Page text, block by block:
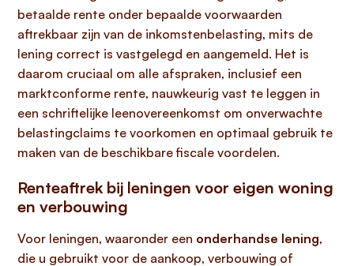
betaalde rente onder bepaalde voorwaarden
aftrekbaar zijn van de inkomstenbelasting, mits de
lening correct is vastgelegd en aangemeld. Het is
daarom cruciaal om alle afspraken, inclusief een
marktconforme rente, nauwkeurig vast te leggen in
een schriftelijke leenovereenkomst om onverwachte
belastingclaims te voorkomen en optimaal gebruik te
maken van de beschikbare fiscale voordelen.
Renteaftrek bij leningen voor eigen woning
en verbouwing
Voor leningen, waaronder een onderhandse lening,
die u gebruikt voor de aankoop, verbouwing of